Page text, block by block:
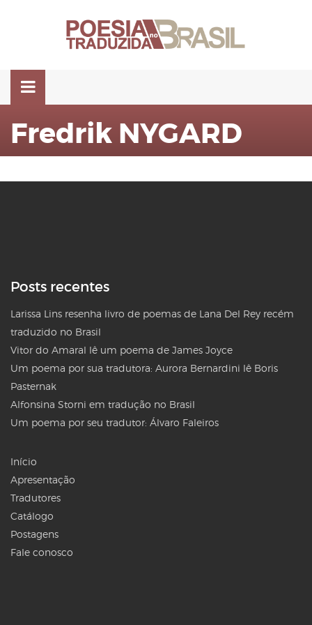
Fredrik NYGARD
Posts recentes
Larissa Lins resenha livro de poemas de Lana Del Rey recém
traduzido no Brasil
Vitor do Amaral lê um poema de James Joyce
Um poema por sua tradutora: Aurora Bernardini lê Boris
Pasternak
Alfonsina Storni em tradução no Brasil
Um poema por seu tradutor: Álvaro Faleiros
Início
Apresentação
Tradutores
Catálogo
Postagens
Fale conosco